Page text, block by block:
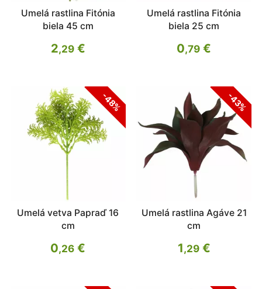
Umelá rastlina Fitónia
biela 45 cm
2,29€
Umelá rastlina Fitónia
biela 25 cm
0,79 €
-48%
Umelá vetva Papraď 16
cm
0,26 €
-43%
Umelá rastlina Agáve 21
cm
1,29€